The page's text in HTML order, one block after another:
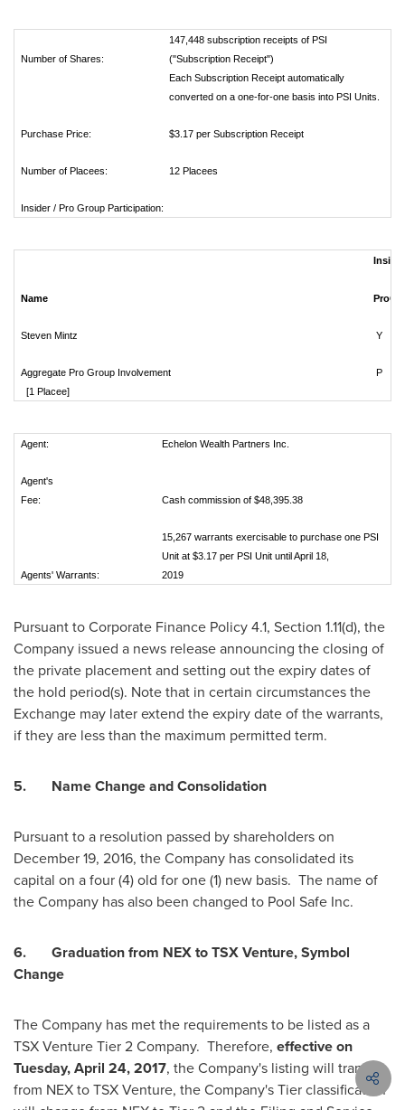
Number of Shares:
147,448 subscription receipts of PSI
("Subscription Receipt")
Each Subscription Receipt automatically
converted on a one-for-one basis into PSI Units.
Purchase Price: $3.17 per Subscription Receipt
Number of Placees: 12 Placees
Insider / Pro Group Participation:
Name
Steven Mintz Y
Aggregate Pro Group Involvement
P
[1 Placee]
Agent: Echelon Wealth Partners Inc.
Agent's
Fee:
Cash commission of $48,395.38
Agents' Warrants:
15,267 warrants exercisable to purchase one PSI
Unit at $3.17 per PSI Unit until April 18,
2019
Pursuant to Corporate Finance Policy 4.1, Section 1.11(d), the
Company issued a news release announcing the closing of
the private placement and setting out the expiry dates of
the hold period(s). Note that in certain circumstances the
Exchange may later extend the expiry date of the warrants,
if they are less than the maximum permitted term.
5. Name Change and Consolidation
Pursuant to a resolution passed by shareholders on
December 19, 2016, the Company has consolidated its
capital on a four (4) old for one (1) new basis. The name of
the Company has also been changed to Pool Safe Inc.
6. Graduation from NEX to TSX Venture, Symbol
Change
The Company has met the requirements to be listed as a
TSX Venture Tier 2 Company. Therefore, effective on
Tuesday, April 24, 2017, the Company's listing will transfer
from NEX to TSX Venture, the Company's Tier classification